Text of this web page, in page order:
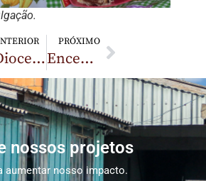
Diocese de Humaitá organiza encontro preparatório para missão nas comunidades ribeirinhas
PRÓXIMO
Encerramento de atividades em 2024: Projetos celebram União e Trabalho Comunitário no Bairro Martello, em Caçador (SC)
nossos projetos
aumentar nosso impacto.